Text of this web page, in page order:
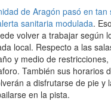
de Aragón pasó en tan
sanitaria modulada.
volver a trabajar según
local. Respecto a las
y medio de
También sus horarios
a disfrutarse de pie y
en la pista.